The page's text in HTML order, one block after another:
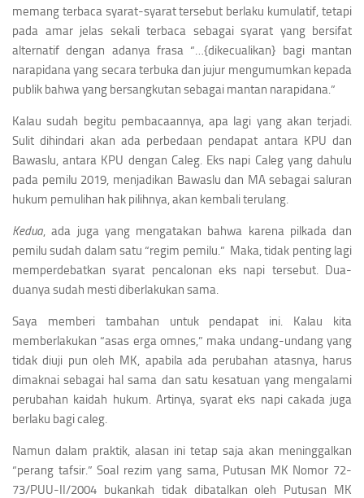
memang terbaca syarat-syarat tersebut berlaku kumulatif, tetapi
pada amar jelas sekali terbaca sebagai syarat yang bersifat
alternatif dengan adanya frasa “…{dikecualikan} bagi mantan
narapidana yang secara terbuka dan jujur mengumumkan kepada
publik bahwa yang bersangkutan sebagai mantan narapidana.”
Kalau sudah begitu pembacaannya, apa lagi yang akan terjadi.
Sulit dihindari akan ada perbedaan pendapat antara KPU dan
Bawaslu, antara KPU dengan Caleg. Eks napi Caleg yang dahulu
pada pemilu 2019, menjadikan Bawaslu dan MA sebagai saluran
hukum pemulihan hak pilihnya, akan kembali terulang.
Kedua, ada juga yang mengatakan bahwa karena pilkada dan
pemilu sudah dalam satu “regim pemilu.” Maka, tidak penting lagi
memperdebatkan syarat pencalonan eks napi tersebut. Dua-
duanya sudah mesti diberlakukan sama.
Saya memberi tambahan untuk pendapat ini. Kalau kita
memberlakukan “asas erga omnes,” maka undang-undang yang
tidak diuji pun oleh MK, apabila ada perubahan atasnya, harus
dimaknai sebagai hal sama dan satu kesatuan yang mengalami
perubahan kaidah hukum. Artinya, syarat eks napi cakada juga
berlaku bagi caleg.
Namun dalam praktik, alasan ini tetap saja akan meninggalkan
“perang tafsir.” Soal rezim yang sama, Putusan MK Nomor 72-
73/PUU-II/2004 bukankah tidak dibatalkan oleh Putusan MK